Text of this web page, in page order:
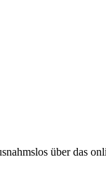
über das